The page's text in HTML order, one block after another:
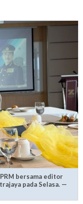
bersama editor
pada Selasa. —